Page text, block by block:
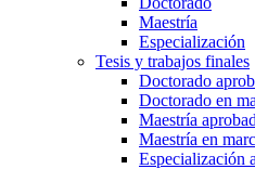
Maestría
Especialización
Tesis y trabajos finales
Doctorado
Doctorado en
Maestría
Maestría en
Especialización